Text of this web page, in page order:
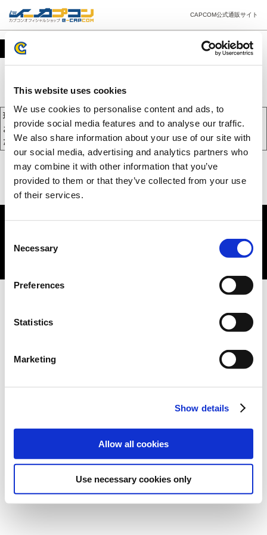
This website uses cookies
We use cookies to personalise content and ads, to
provide social media features and to analyse our traffic.
We also share information about your use of our site with
our social media, advertising and analytics partners who
may combine it with other information that you’ve
provided to them or that they’ve collected from your use
of their services.
Selection
Necessary
Preferences
Statistics
Marketing
Show details
Allow all cookies
Use necessary cookies only
CAPCOM公式通販サイト
カート
現在、カートには商品が入っておりません。
お買い物を続けるには下の 「お買い物を続ける」 をクリックしてく
ださい。